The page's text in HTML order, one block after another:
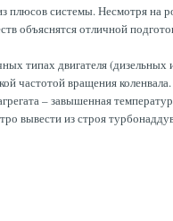
системы. Несмотря на
объяснятся отличной
типах двигателя
частотой вращения
– завышенная
вывести из строя